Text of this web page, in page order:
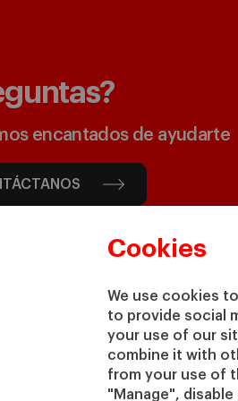
Cookies
We use cookies
to provide social
your use of our
combine it with
from your use of
"Manage",
encantados de ayudarte